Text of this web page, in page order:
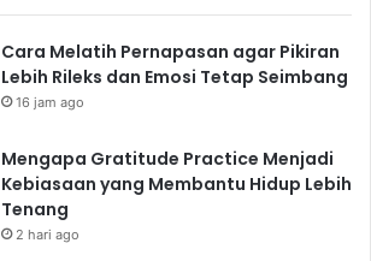
Cara Melatih Pernapasan agar Pikiran
Lebih Rileks dan Emosi Tetap Seimbang
16 jam ago
Mengapa Gratitude Practice Menjadi
Kebiasaan yang Membantu Hidup Lebih
Tenang
2 hari ago